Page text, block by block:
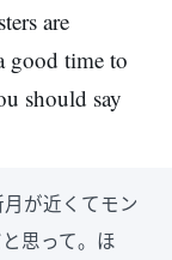
are
good time to
should say
が近くてモン
思って。ほ